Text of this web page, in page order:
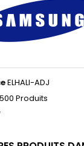
ELHALI-ADJ
500 Produits